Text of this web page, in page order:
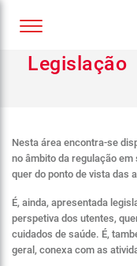
Legislação
Nesta área encontra-se
no âmbito da regulação
quer do ponto de vista das
É, ainda, apresentada
perspetiva dos utentes,
cuidados de saúde. É,
geral, conexa com as